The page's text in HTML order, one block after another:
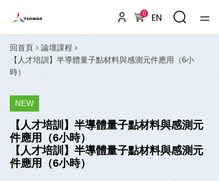
0 EN
回首頁
論壇課程
【人才培訓】半導體量子點材料與感測元件應用（6小
時）
NEW
【人才培訓】半導體量子點材料與感測元
件應用（6小時）
【人才培訓】半導體量子點材料與感測元
件應用（6小時）